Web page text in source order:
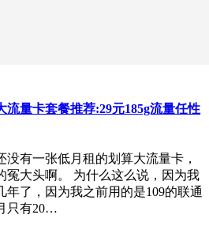
流量卡套餐推荐:29元185g流量任性
没有一张低月租的划算大流量卡，
冤大头啊。 为什么这么说，因为我
年了，因为我之前用的是109的联通
只有20…